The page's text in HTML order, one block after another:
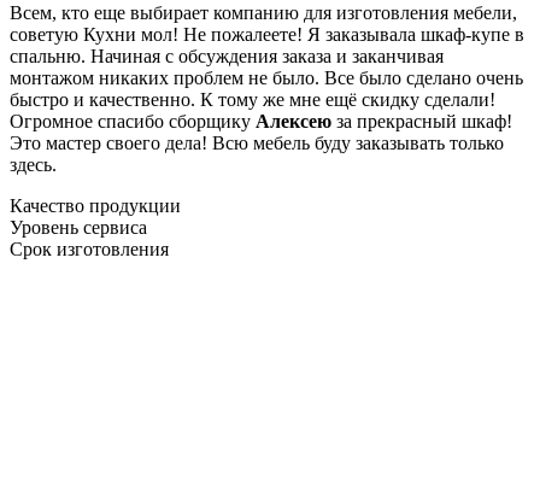
Всем, кто еще выбирает компанию для изготовления мебели,
советую Кухни мол! Не пожалеете! Я заказывала шкаф-купе в
спальню. Начиная с обсуждения заказа и заканчивая
монтажом никаких проблем не было. Все было сделано очень
быстро и качественно. К тому же мне ещё скидку сделали!
Огромное спасибо сборщику Алексею за прекрасный шкаф!
Это мастер своего дела! Всю мебель буду заказывать только
здесь.
Качество продукции
Уровень сервиса
Срок изготовления